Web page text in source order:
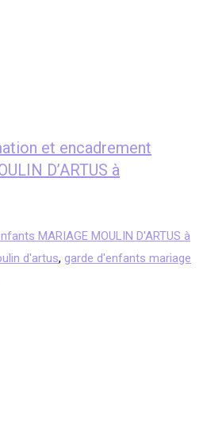
et encadrement
D’ARTUS à
MARIAGE MOULIN D'ARTUS à
d'artus, garde d'enfants mariage